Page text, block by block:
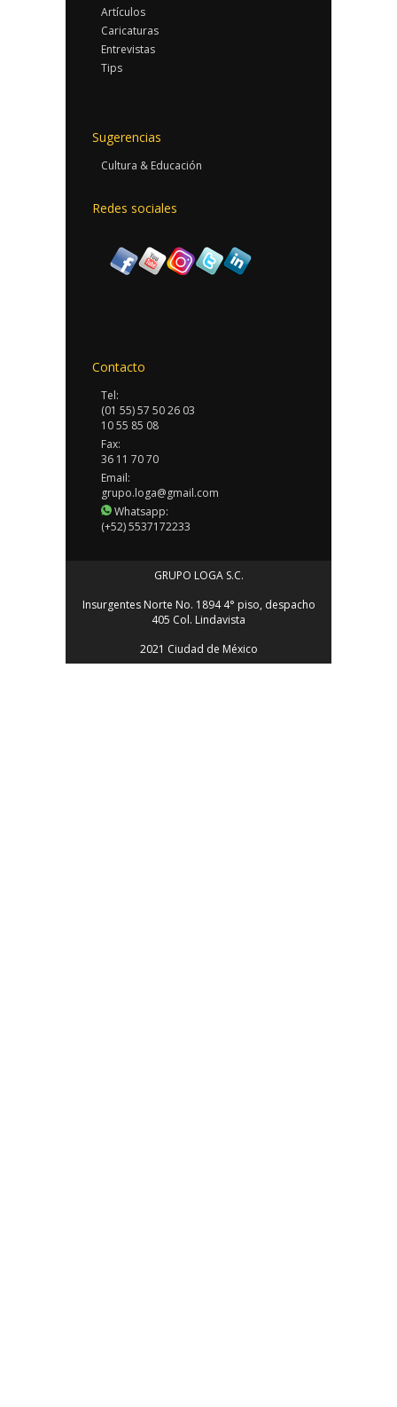
Artículos
Caricaturas
Entrevistas
Tips
Sugerencias
Cultura & Educación
Redes sociales
Contacto
Tel:
(01 55) 57 50 26 03
10 55 85 08
Fax:
36 11 70 70
Email:
grupo.loga@gmail.com
Whatsapp:
(+52) 5537172233
GRUPO LOGA S.C.
Insurgentes Norte No. 1894 4° piso, despacho
405 Col. Lindavista
2021 Ciudad de México